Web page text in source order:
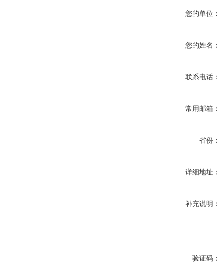
您的单位：
您的姓名：
联系电话：
常用邮箱：
省份：
详细地址：
补充说明：
验证码：